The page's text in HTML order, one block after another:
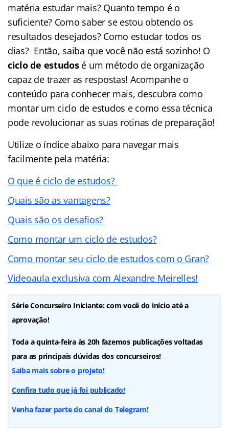
matéria estudar mais? Quanto tempo é o
suficiente? Como saber se estou obtendo os
resultados desejados? Como estudar todos os
dias? Então, saiba que você não está sozinho! O
ciclo de estudosé um método de organização
capaz de trazer as respostas! Acompanhe o
conteúdo para conhecer mais, descubra como
montar um ciclo de estudos e como essa técnica
pode revolucionar as suas rotinas de preparação!
Utilize o índiceabaixo para navegar mais
facilmente pela matéria:
O que é ciclo de estudos?
Quais são as vantagens?
Quais são os desafios?
Como montar um ciclo de estudos?
Como montar seu ciclo de estudos com o Gran?
Videoaula exclusiva com Alexandre Meirelles!
Série Concurseiro Iniciante: com você do início até a
aprovação!
Toda a quinta-feira às 20h fazemos publicações voltadas
para as principais dúvidas dos concurseiros!
Saiba mais sobre o projeto!
Confira tudo que já foi publicado!
Venha fazer parte do canal do Telegram!